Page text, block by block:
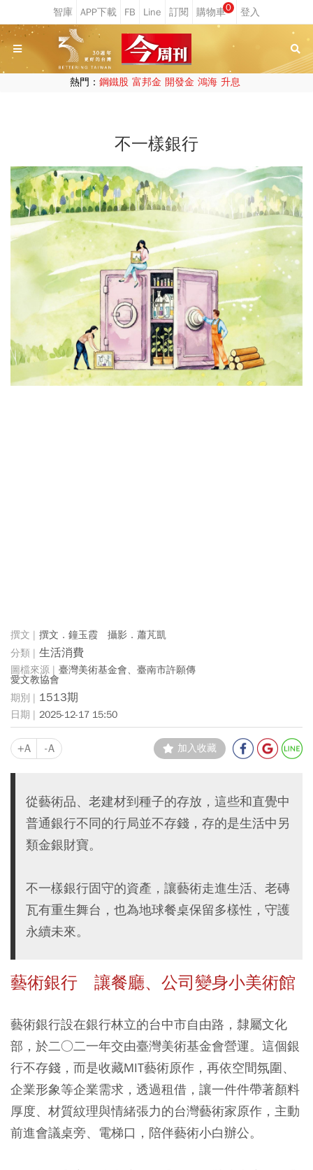
0
熱門： 鋼鐵股 富邦金 開發金 鴻海 升息
不一樣銀行
撰文．鐘玉霞 攝影．蕭芃凱
生活消費
臺灣美術基金會、臺南市許願傳
愛文教協會
1513期
2025-12-17 15:50
+A -A 加入收藏
從藝術品、老建材到種子的存放，這些和直覺中
普通銀行不同的行局並不存錢，存的是生活中另
類金銀財寶。
不一樣銀行固守的資產，讓藝術走進生活、老磚
瓦有重生舞台，也為地球餐桌保留多樣性，守護
永續未來。
藝術銀行 讓餐廳、公司變身小美術館
藝術銀行設在銀行林立的台中市自由路，隸屬文化
部，於二○二一年交由臺灣美術基金會營運。這個銀
行不存錢，而是收藏MIT藝術原作，再依空間氛圍、
企業形象等企業需求，透過租借，讓一件件帶著顏料
厚度、材質紋理與情緒張力的台灣藝術家原作，主動
前進會議桌旁、電梯口，陪伴藝術小白辦公。